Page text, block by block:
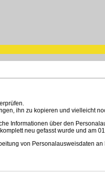
ihn zu kopieren und vielleicht
Informationen über den
neu gefasst wurde und am
von Personalausweisdaten